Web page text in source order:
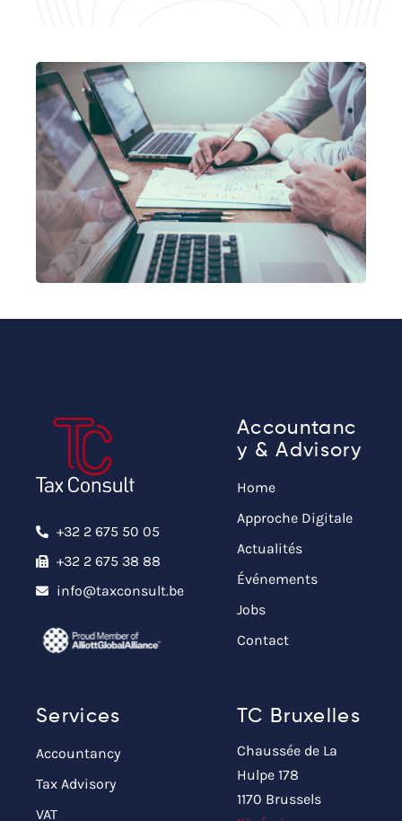
+32 2 675 50 05
+32 2 675 38 88
info@taxconsult.be
Accountanc
y & Advisory
Home
Approche Digitale
Actualités
Événements
Jobs
Contact
Services
Accountancy
Tax Advisory
VAT
TC Bruxelles
Chaussée de La
Hulpe 178
1170 Brussels